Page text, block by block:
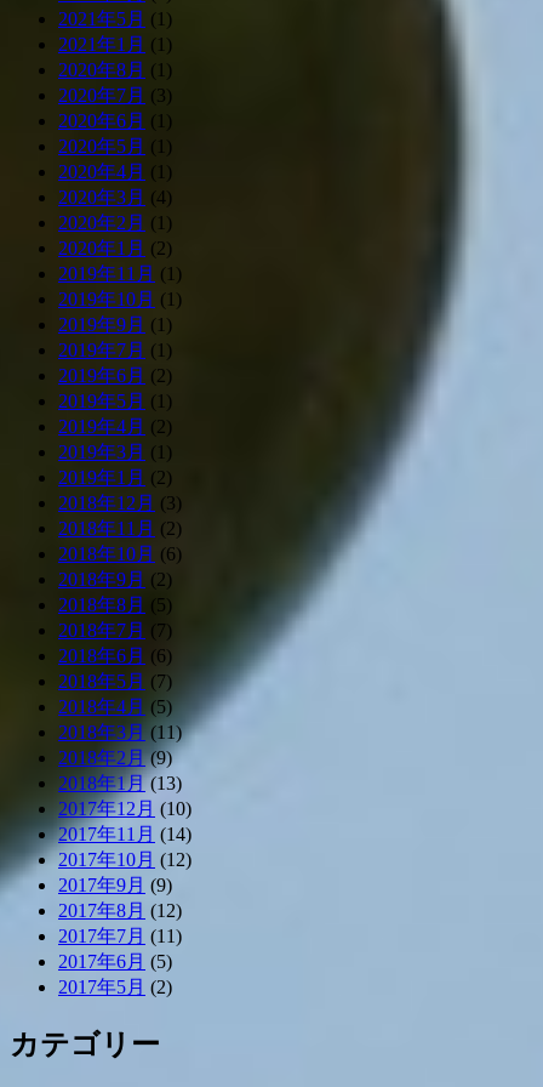
2021年5月 (1)
2021年1月 (1)
2020年8月 (1)
2020年7月 (3)
2020年6月 (1)
2020年5月 (1)
2020年4月 (1)
2020年3月 (4)
2020年2月 (1)
2020年1月 (2)
2019年11月 (1)
2019年10月 (1)
2019年9月 (1)
2019年7月 (1)
2019年6月 (2)
2019年5月 (1)
2019年4月 (2)
2019年3月 (1)
2019年1月 (2)
2018年12月 (3)
2018年11月 (2)
2018年10月 (6)
2018年9月 (2)
2018年8月 (5)
2018年7月 (7)
2018年6月 (6)
2018年5月 (7)
2018年4月 (5)
2018年3月 (11)
2018年2月(9)
2018年1月(13)
2017年12月 (10)
2017年11月 (14)
2017年10月 (12)
2017年9月 (9)
2017年8月 (12)
2017年7月 (11)
2017年6月 (5)
2017年5月 (2)
カテゴリー